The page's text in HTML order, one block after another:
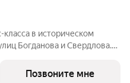
в историческом
Богданова и Свердлова.
Позвоните мне